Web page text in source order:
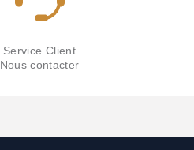
Service Client
Nous contacter